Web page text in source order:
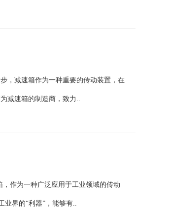
，减速箱作为一种重要的传动装置，在
减速箱的制造商，致力..
作为一种广泛应用于工业领域的传动
业界的“利器”，能够有..